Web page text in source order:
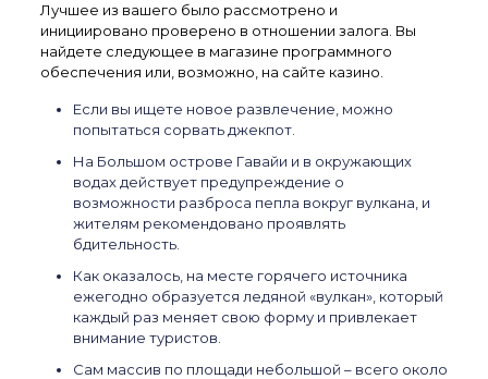
Лучшее из вашего было рассмотрено и
инициировано проверено в отношении залога. Вы
найдете следующее в магазине программного
обеспечения или, возможно, на сайте казино.
Если вы ищете новое развлечение, можно
попытаться сорвать джекпот.
На Большом острове Гавайи и в окружающих
водах действует предупреждение о
возможности разброса пепла вокруг вулкана, и
жителям рекомендовано проявлять
бдительность.
Как оказалось, на месте горячего источника
ежегодно образуется ледяной «вулкан», который
каждый раз меняет свою форму и привлекает
внимание туристов.
Сам массив по площади небольшой – всего около